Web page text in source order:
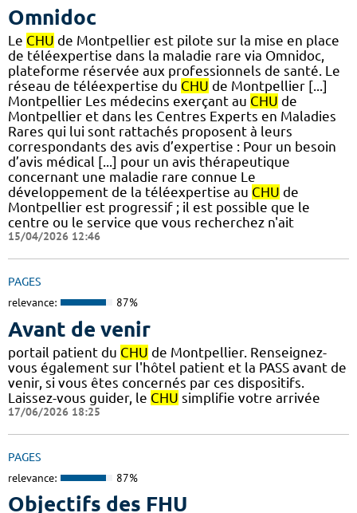
Omnidoc
Le CHU de Montpellier est pilote sur la mise en place
de téléexpertise dans la maladie rare via Omnidoc,
plateforme réservée aux professionnels de santé. Le
réseau de téléexpertise du CHU de Montpellier [...]
Montpellier Les médecins exerçant au CHU de
Montpellier et dans les Centres Experts en Maladies
Rares qui lui sont rattachés proposent à leurs
correspondants des avis d’expertise : Pour un besoin
d’avis médical [...] pour un avis thérapeutique
concernant une maladie rare connue Le
développement de la téléexpertise au CHU de
Montpellier est progressif ; il est possible que le
centre ou le service que vous recherchez n'ait
15/04/2026 12:46
PAGES
relevance: 87%
Avant de venir
portail patient du CHU de Montpellier. Renseignez-
vous également sur l'hôtel patient et la PASS avant de
venir, si vous êtes concernés par ces dispositifs.
Laissez-vous guider, le CHU simplifie votre arrivée
17/06/2026 18:25
PAGES
relevance: 87%
Objectifs des FHU